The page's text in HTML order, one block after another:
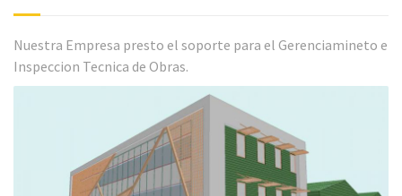
Nuestra Empresa presto el soporte para el Gerenciamineto e
Inspeccion Tecnica de Obras.